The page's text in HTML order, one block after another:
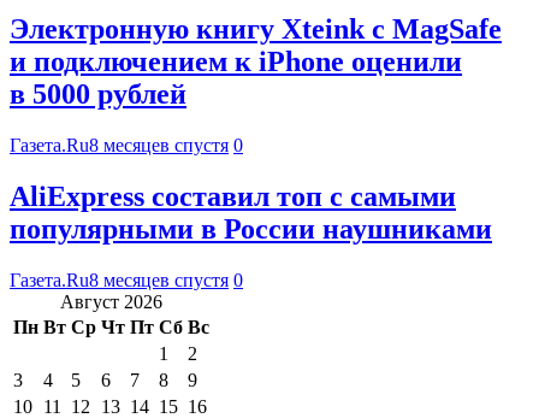
Электронную книгу Xteink с MagSafe
и подключением к iPhone оценили
в 5000 рублей
Газета.Ru8 месяцев спустя 0
AliExpress составил топ с самыми
популярными в России наушниками
Газета.Ru8 месяцев спустя 0
Август 2026
Пн Вт Ср Чт Пт Сб Вс
1
2
3
4 5 6 7 8
9
10 11 12 13 14 15 16